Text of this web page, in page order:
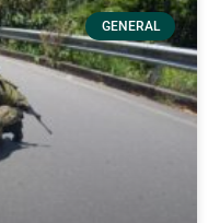
GENERAL